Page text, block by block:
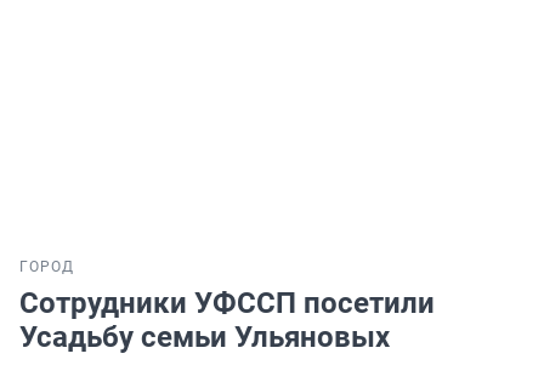
ГОРОД
Сотрудники УФССП посетили
Усадьбу семьи Ульяновых